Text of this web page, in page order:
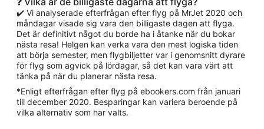
✔️ Vi analyserade efterfrågan efter flyg på MrJet 2020 och
måndagar visade sig vara den billigaste dagen att flyga.
Det är definitivt något du borde ha i åtanke när du bokar
nästa resa! Helgen kan verka vara den mest logiska tiden
att börja semester, men flygbiljetter var i genomsnitt dyrare
för flyg som agvick på lördagar, så det kan vara värt att
tänka på när du planerar nästa resa.
*Enligt efterfrågan efter flyg på ebookers.com från januari
till december 2020. Besparingar kan variera beroende på
vilka alternativ som har valts.